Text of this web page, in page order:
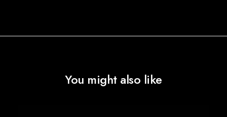
You might also like